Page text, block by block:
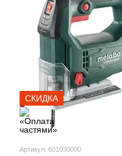
СКИДКА
Артикул: 601030000